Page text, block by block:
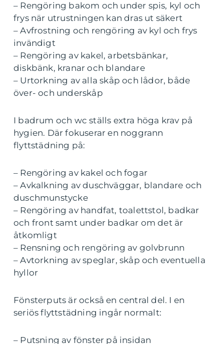
– Rengöring bakom och under spis, kyl och
frys när utrustningen kan dras ut säkert
– Avfrostning och rengöring av kyl och frys
invändigt
– Rengöring av kakel, arbetsbänkar,
diskbänk, kranar och blandare
– Urtorkning av alla skåp och lådor, både
över- och underskåp
I badrum och wc ställs extra höga krav på
hygien. Där fokuserar en noggrann
flyttstädning på:
– Rengöring av kakel och fogar
– Avkalkning av duschväggar, blandare och
duschmunstycke
– Rengöring av handfat, toalettstol, badkar
och front samt under badkar om det är
åtkomligt
– Rensning och rengöring av golvbrunn
– Avtorkning av speglar, skåp och eventuella
hyllor
Fönsterputs är också en central del. I en
seriös flyttstädning ingår normalt:
– Putsning av fönster på insidan